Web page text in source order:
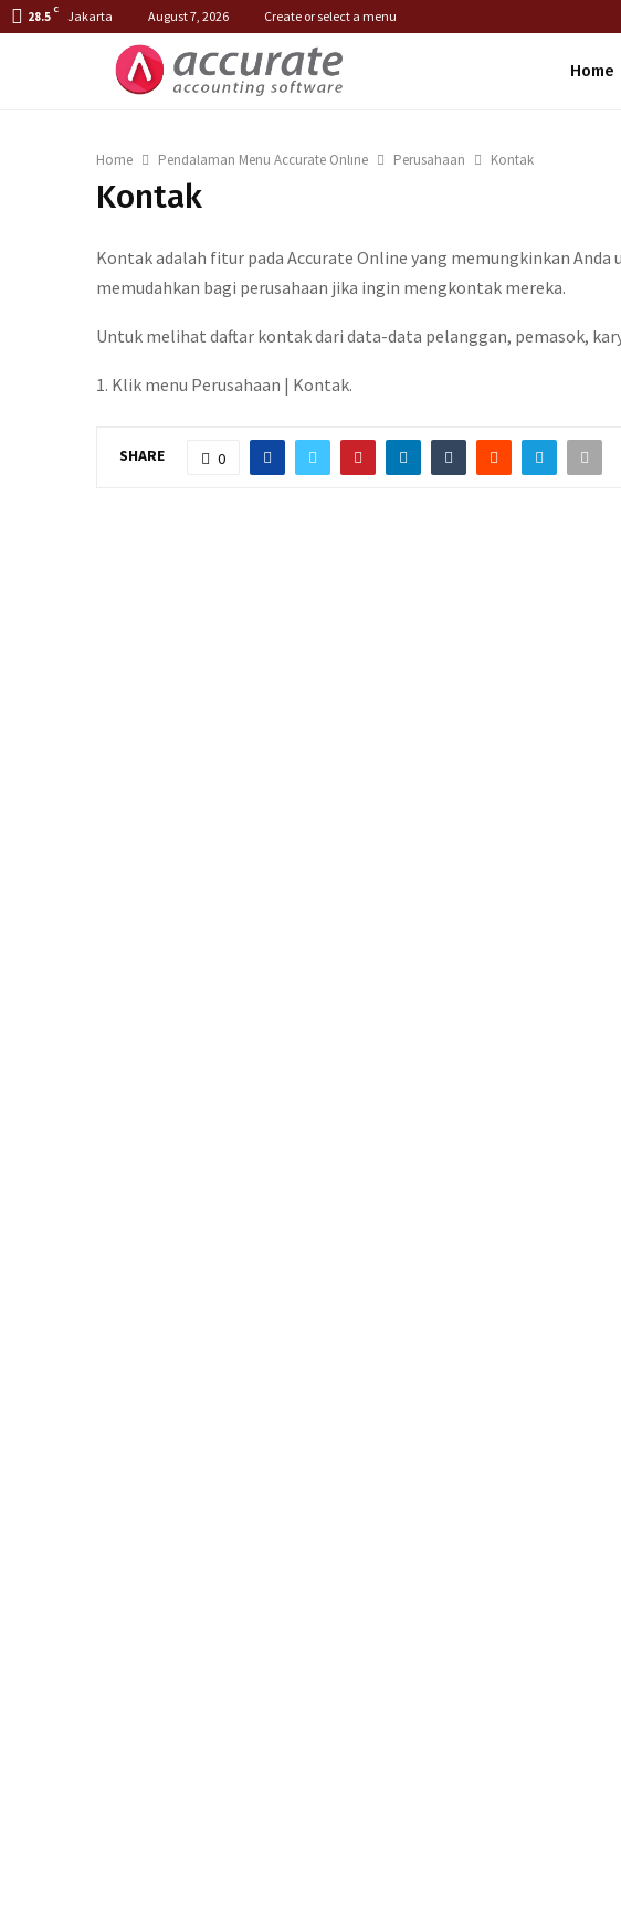
28.5 C Jakarta August 7, 2026 Create or select a menu
Home
Home Pendalaman Menu Accurate Online Perusahaan Kontak
Kontak
Kontak adalah fitur pada Accurate Online yang memungkinkan
memudahkan bagi perusahaan jika ingin mengkontak mereka.
Untuk melihat daftar kontak dari data-data pelanggan, pemasok,
1. Klik menu Perusahaan | Kontak.
SHARE 0